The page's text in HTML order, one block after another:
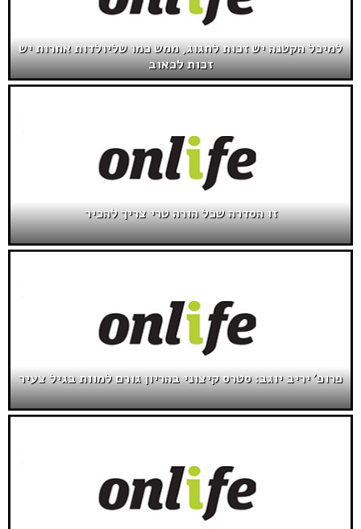
למיכל הקטנה יש זכות לחגוג, ממש כמו שליולדות אחרות יש
זכות לכאוב
זו הסדרה שכל הורה טרי צריך להכיר
פרופ' יריב יוגב: סטרס קיצוני בהריון גורם למוות בגיל צעיר